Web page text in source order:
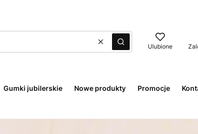
WyczyśćSzukaj Ulubione
Gumki jubilerskie Nowe produkty Promocje